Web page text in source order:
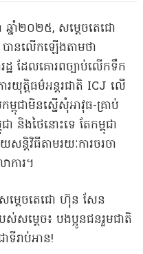
ឆ្នាំ២០២៥, សម្តេចតេជោ
បានលើកឡើងតាមថា
ឋ ដែលគោរពច្បាប់លើកទឹក
ារយុត្តិធម៌អន្តរជាតិ ICJ លើ
ជាមិនស្នើសុំអាវុធ-គ្រាប់
ជា និងថៃនោះទេ តែកម្ពុជា
ន្តិវិធីតាមរយៈការចរចា
ាការ។
ម្តេចតេជោ ហ៊ុន សែន
ស់សម្តេច៖ បងប្អូនជនរួមជាតិ
ទីរាប់អាន!